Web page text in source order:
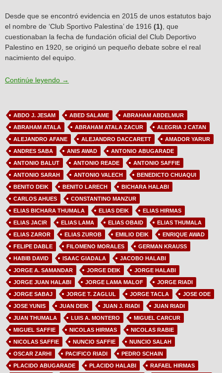
Desde que se encontró evidencia en 2015 de unos estatutos bajo
el nombre de ‘Club Sportivo Palestina’ de 1916 (1) , que
cuestionaban la fecha de fundación oficial del Club Deportivo
Palestino en 1920, se originó un pequeño debate sobre el real
nacimiento del equipo.
Continúe leyendo Artículo N°7: Debate sobre los orígenes de
→
ABDO J. JESAM ABED SALAME
ABRAHAM ABDELMUR
ABRAHAM ATALA
ABRAHAM ATALA ZACUR
ALEGRIA J CATAN
ALEJANDRO AFANE
ALEJANDRO DACCARETT
AMADOR YARUR
ANDRES SABA
ANIS AWAD
ANTONIO ABUGARADE
ANTONIO BALUT
ANTONIO READE
ANTONIO SAFFIE
ANTONIO SARAH
ANTONIO VALECH
BENEDICTO CHUAQUI
BENITO DEIK
BENITO LARECH
BICHARA HALABI
CARLOS AHUES
CONSTANTINO MANZUR
ELIAS BICHARA THUMALA
ELIAS DEIK
ELIAS HIRMAS
ELIAS JACIR
ELIAS LAMA ELIAS OBAID
ELIAS THUMALA
ELIAS ZAROR
ELIAS ZUROB EMILIO DEIK
ENRIQUE AWAD
FELIPE DABLE
FILOMENO MORALES
GERMAN KRAUSS
HABIB DAVID
ISAAC GIADALA
JACOBO HALABI
JORGE A. SAMANDAR
JORGE DEIK
JORGE HALABI
JORGE JUAN HALABI
JORGE LAMA MALOF
JORGE RIADI
JORGE SABAJ
JORGE T. ZAGLUL JORGE TACLA
JOSE ODE
JOSE YUNIS
JUAN DEIK JUAN J. RIADI
JUAN RIADI
JUAN THUMALA
LUIS A. MONTERO
MIGUEL CARCUR
MIGUEL SAFFIE
NICOLAS HIRMAS
NICOLAS RABIE
NICOLAS SAFFIE
NUNCIO SAFFIE
NUNCIO SALAH
OSCAR ZARHI
PACIFICO RIADI
PEDRO SCHAIN
PLACIDO ABUGARADE
PLACIDO HALABI
RAFAEL HIRMAS